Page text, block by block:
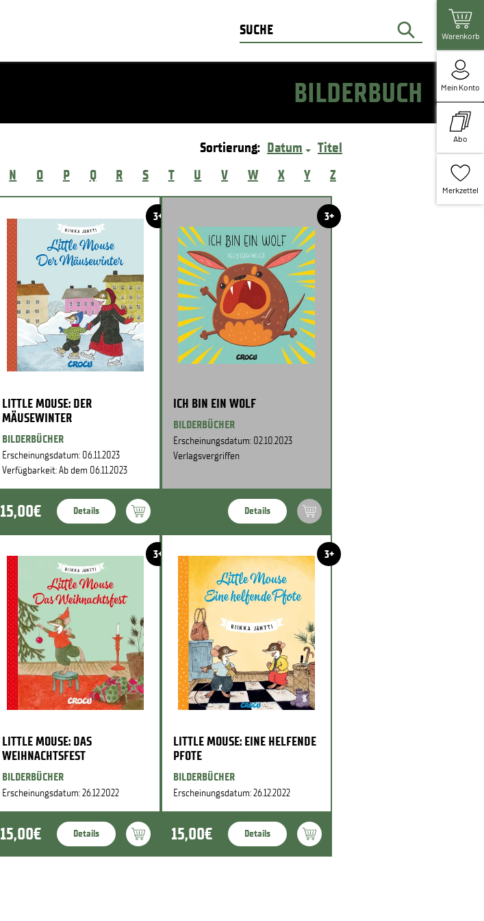
Warenkorb
Mein Konto
Abo
Merkzettel
BILDERBUCH
Sortierung: Datum
Titel
N O P Q R S T U V W X Y Z
3+
LITTLE MOUSE: DER
MÄUSEWINTER
BILDERBÜCHER
Erscheinungsdatum: 06.11.2023
Verfügbarkeit: Ab dem 06.11.2023
15,00€ Details
3+
ICH BIN EIN WOLF
BILDERBÜCHER
Erscheinungsdatum: 02.10.2023
Verlagsvergriffen
Details
3+
LITTLE MOUSE: DAS
WEIHNACHTSFEST
BILDERBÜCHER
Erscheinungsdatum: 26.12.2022
15,00€ Details
3+
LITTLE MOUSE: EINE HELFENDE
PFOTE
BILDERBÜCHER
Erscheinungsdatum: 26.12.2022
15,00€ Details